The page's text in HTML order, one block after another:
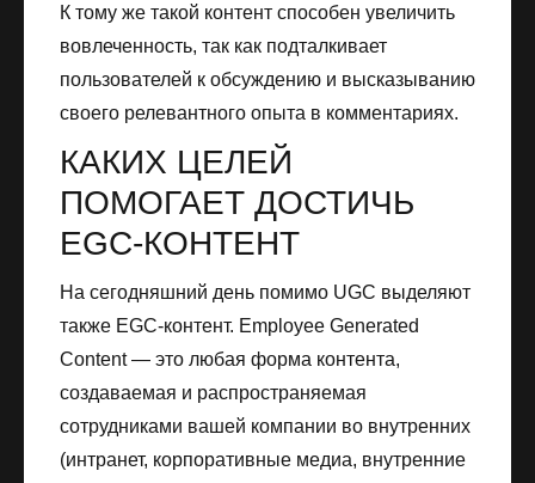
К тому же такой контент способен увеличить
вовлеченность, так как подталкивает
пользователей к обсуждению и высказыванию
своего релевантного опыта в комментариях.
КАКИХ ЦЕЛЕЙ
ПОМОГАЕТ ДОСТИЧЬ
EGC-КОНТЕНТ
На сегодняшний день помимо UGC выделяют
также EGC-контент. Employee Generated
Content — это любая форма контента,
создаваемая и распространяемая
сотрудниками вашей компании во внутренних
(интранет, корпоративные медиа, внутренние